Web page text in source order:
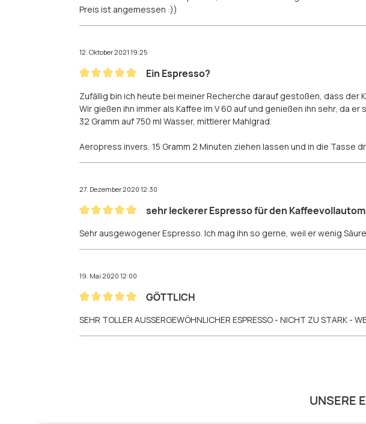
Preis ist angemessen :))
12. Oktober 2021 19:25
Ein Espresso?
Zufällig bin ich heute bei meiner Recherche darauf gestoßen, dass der
Wir gießen ihn immer als Kaffee im V 60 auf und genießen ihn sehr, da
32 Gramm auf 750 ml Wasser, mittlerer Mahlgrad.
Aeropress invers, 15 Gramm 2 Minuten ziehen lassen und in die Tasse
27. Dezember 2020 12:30
sehr leckerer Espresso für den
Sehr ausgewogener Espresso. Ich mag ihn so gerne, weil er wenig
19. Mai 2020 12:00
GÖTTLICH
SEHR TOLLER AUSSERGEWÖHNLICHER ESPRESSO - NICHT ZU STARK -
UNSERE